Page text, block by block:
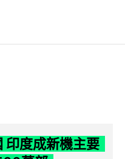
印度成新機主要